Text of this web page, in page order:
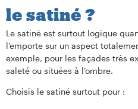
le satiné ?
Le satiné est surtout logique
l’emporte sur un aspect
exemple, pour les façades très
saleté ou situées à l’ombre.
Choisis le satiné surtout pour :